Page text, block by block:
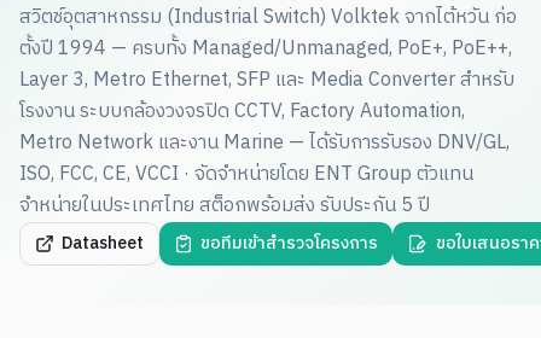
สวิตช์อุตสาหกรรม (Industrial Switch) Volktek จากไต้หวัน ก่อ
ตั้งปี 1994 — ครบทั้ง Managed/Unmanaged, PoE+, PoE++,
Layer 3, Metro Ethernet, SFP และ Media Converter สำหรับ
โรงงาน ระบบกล้องวงจรปิด CCTV, Factory Automation,
Metro Network และงาน Marine — ได้รับการรับรอง DNV/GL,
ISO, FCC, CE, VCCI · จัดจำหน่ายโดย ENT Group ตัวแทน
จำหน่ายในประเทศไทย สต็อกพร้อมส่ง รับประกัน 5 ปี
Datasheet ขอทีมเข้าสำรวจโครงการ ขอใบเสนอรา